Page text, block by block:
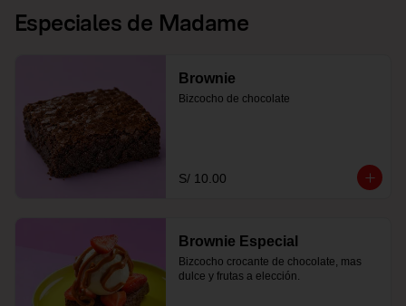
Especiales de Madame
Brownie
Bizcocho de chocolate
S/ 10.00
Brownie Especial
Bizcocho crocante de chocolate, mas
dulce y frutas a elección.